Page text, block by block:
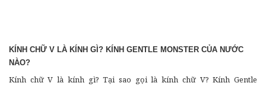
KÍNH CHỮ V LÀ KÍNH GÌ? KÍNH GENTLE MONSTER CỦA NƯỚC
NÀO?
Kính chữ V là kính gì? Tại sao gọi là kính chữ V? Kính Gentle